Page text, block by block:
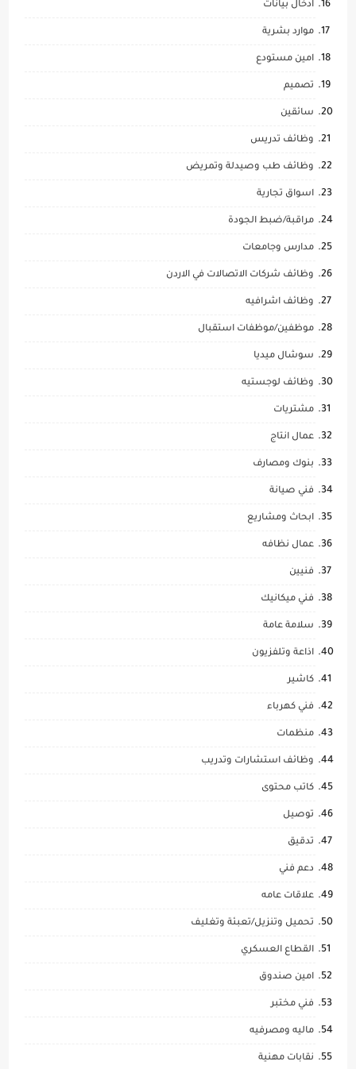
ادخال بيانات
موارد بشرية
امين مستودع
تصميم
سائقين
وظائف تدريس
وظائف طب وصيدلة وتمريض
اسواق تجارية
مراقبة/ضبط الجودة
مدارس وجامعات
وظائف شركات الاتصالات في الاردن
وظائف اشرافيه
موظفين/موظفات استقبال
سوشال ميديا
وظائف لوجستيه
مشتريات
عمال انتاج
بنوك ومصارف
فني صيانة
ابحاث ومشاريع
عمال نظافه
فنيين
فني ميكانيك
سلامة عامة
اذاعة وتلفزيون
كاشير
فني كهرباء
منظمات
وظائف استشارات وتدريب
كاتب محتوى
توصيل
تدقيق
دعم فني
علاقات عامه
تحميل وتنزيل/تعبئة وتغليف
القطاع العسكري
امين صندوق
فني مختبر
ماليه ومصرفيه
نقابات مهنية